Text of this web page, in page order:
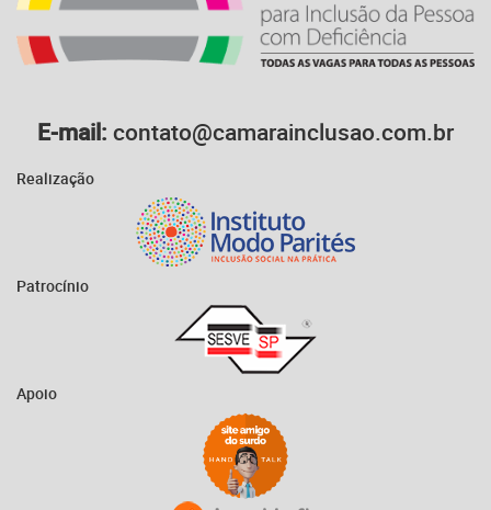
E-mail: contato@camarainclusao.com.br
Realização
Patrocínio
Apoio